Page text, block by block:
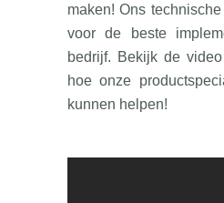
maken! Ons
voor de beste
bedrijf. Bekijk de
hoe onze
kunnen helpen!